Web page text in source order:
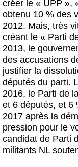
créer le « UPP »,
obtenu 10 % des
2012. Mais, très
créant le « Parti
2013, le
des accusations
justifier la
députés du parti.
2016, le Parti de
et 6 députés, et 6
2017 après la
pression pour le
candidat de Parti
militants NL